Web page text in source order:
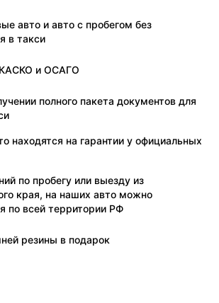
авто и авто с пробегом без
в такси
и ОСАГО
полного пакета документов для
находятся на гарантии у официальных
по пробегу или выезду из
края, на наших авто можно
по всей территории РФ
резины в подарок